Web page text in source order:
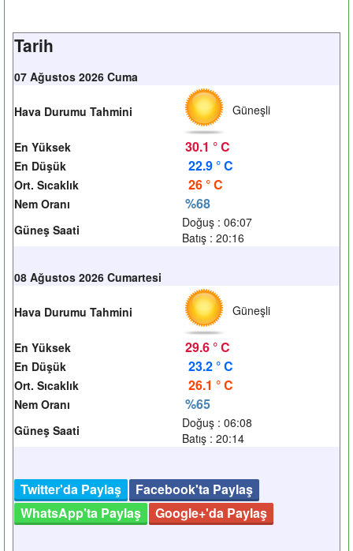
Tarih
07 Ağustos 2026 Cuma
Hava Durumu Tahmini Güneşli
En Yüksek 30.1 ° C
En Düşük 22.9 ° C
Ort. Sıcaklık 26 ° C
Nem Oranı %68
Güneş Saati
Doğuş : 06:07
Batış : 20:16
08 Ağustos 2026 Cumartesi
Hava Durumu Tahmini Güneşli
En Yüksek 29.6 ° C
En Düşük 23.2 ° C
Ort. Sıcaklık 26.1 ° C
Nem Oranı %65
Güneş Saati
Doğuş : 06:08
Batış : 20:14
Twitter'da Paylaş
Facebook'ta Paylaş
WhatsApp'ta Paylaş
Google+'da Paylaş